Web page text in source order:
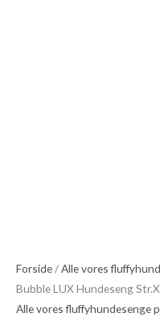
Forside/Alle vores
Bubble LUX Hundeseng
Alle vores fluffyhundesenge